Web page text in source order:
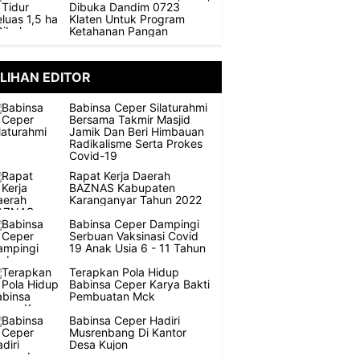
Dibuka Dandim 0723
Klaten Untuk Program
Ketahanan Pangan
EDITOR
Babinsa Ceper Silaturahmi
Bersama Takmir Masjid
Jamik Dan Beri Himbauan
Radikalisme Serta Prokes
Covid-19
Rapat Kerja Daerah
BAZNAS Kabupaten
Karanganyar Tahun 2022
Babinsa Ceper Dampingi
Serbuan Vaksinasi Covid
19 Anak Usia 6 - 11 Tahun
Terapkan Pola Hidup
Babinsa Ceper Karya Bakti
Pembuatan Mck
Babinsa Ceper Hadiri
Musrenbang Di Kantor
Desa Kujon